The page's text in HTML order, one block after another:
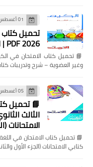
01 أغسطس 2025
تحميل كتاب
2026 PDF | العضوية وغير العضوية
وغير العضوية – شرح وتدريبات
05 أغسطس 2025
📘 تحميل
الامتحانات
كتابي الامتحانات (الجزء الأول